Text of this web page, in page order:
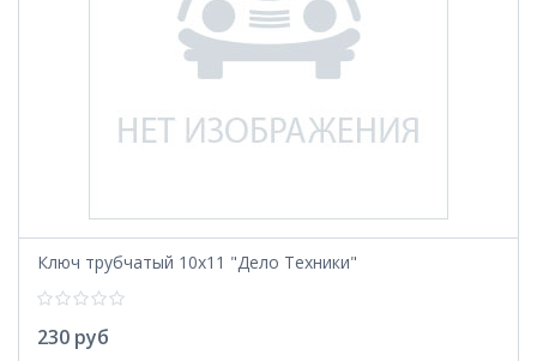
Ключ трубчатый 10х11 "Дело Техники"
230 руб